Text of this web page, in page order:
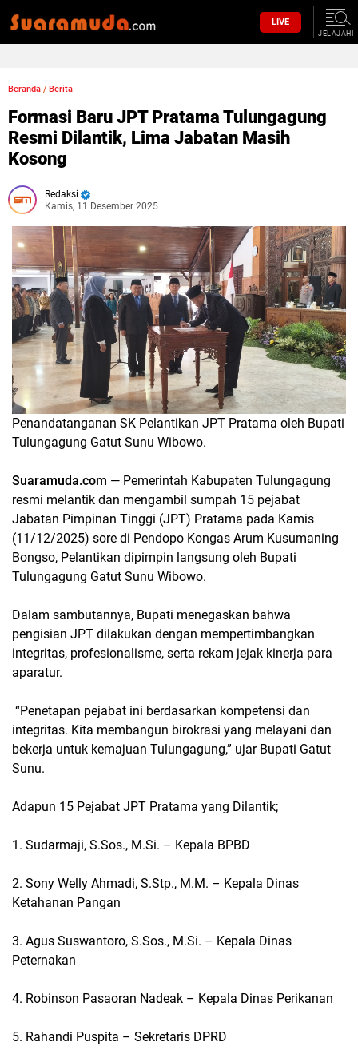
LIVE
JELAJAHI
Beranda / Berita
Formasi Baru JPT Pratama Tulungagung
Resmi Dilantik, Lima Jabatan Masih
Kosong
Redaksi
Kamis, 11 Desember 2025
Penandatanganan SK Pelantikan JPT Pratama oleh Bupati
Tulungagung Gatut Sunu Wibowo.
Suaramuda.com — Pemerintah Kabupaten Tulungagung
resmi melantik dan mengambil sumpah 15 pejabat
Jabatan Pimpinan Tinggi (JPT) Pratama pada Kamis
(11/12/2025) sore di Pendopo Kongas Arum Kusumaning
Bongso, Pelantikan dipimpin langsung oleh Bupati
Tulungagung Gatut Sunu Wibowo.
Dalam sambutannya, Bupati menegaskan bahwa
pengisian JPT dilakukan dengan mempertimbangkan
integritas, profesionalisme, serta rekam jejak kinerja para
aparatur.
“Penetapan pejabat ini berdasarkan kompetensi dan
integritas. Kita membangun birokrasi yang melayani dan
bekerja untuk kemajuan Tulungagung,” ujar Bupati Gatut
Sunu.
Adapun 15 Pejabat JPT Pratama yang Dilantik;
1. Sudarmaji, S.Sos., M.Si. – Kepala BPBD
2. Sony Welly Ahmadi, S.Stp., M.M. – Kepala Dinas
Ketahanan Pangan
3. Agus Suswantoro, S.Sos., M.Si. – Kepala Dinas
Peternakan
4. Robinson Pasaoran Nadeak – Kepala Dinas Perikanan
5. Rahandi Puspita – Sekretaris DPRD